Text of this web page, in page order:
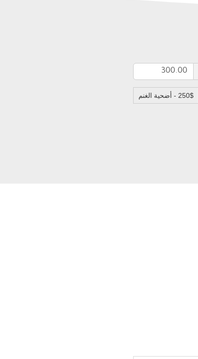
250$ - أضحية الغنم